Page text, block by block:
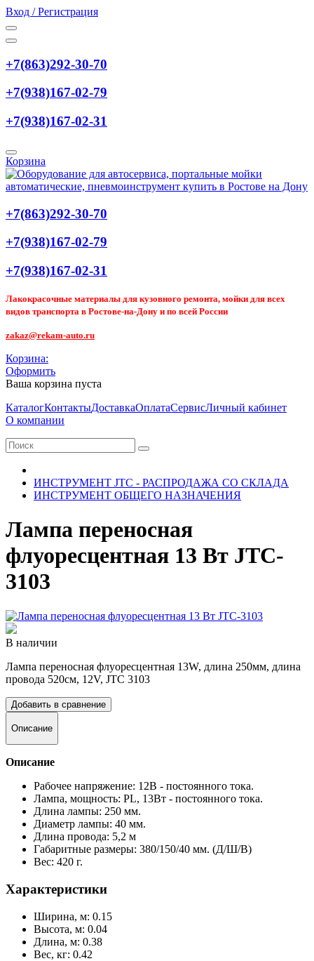
Вход / Регистрация
+7(863)292-30-70
+7(938)167-02-79
+7(938)167-02-31
Корзина
+7(863)292-30-70
+7(938)167-02-79
+7(938)167-02-31
Лакокрасочные материалы для кузовного ремонта, мойки для всех
видов транспорта в Ростове-на-Дону и по всей России
zakaz@rekam-auto.ru
Корзина:
Оформить
Ваша корзина пуста
КаталогКонтактыДоставкаОплатаСервисЛичный кабинет
О компании
ИНСТРУМЕНТ JTC - РАСПРОДАЖА СО СКЛАДА
ИНСТРУМЕНТ ОБЩЕГО НАЗНАЧЕНИЯ
Лампа переносная
флуоресцентная 13 Вт JTC-
3103
В наличии
Лампа переносная флуоресцентная 13W, длина 250мм, длина
провода 520см, 12V, JTC 3103
Добавить в сравнение
Описание
Описание
Рабочее напряжение: 12В - постоянного тока.
Лампа, мощность: PL, 13Вт - постоянного тока.
Длина лампы: 250 мм.
Диаметр лампы: 40 мм.
Длина провода: 5,2 м
Габаритные размеры: 380/150/40 мм. (Д/Ш/В)
Вес: 420 г.
Характеристики
Ширина, м: 0.15
Высота, м: 0.04
Длина, м: 0.38
Вес, кг: 0.42